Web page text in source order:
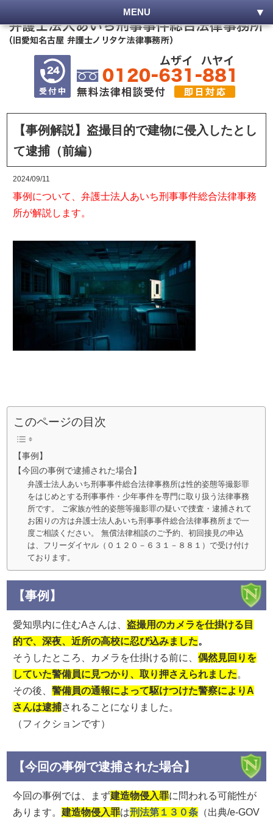
MENU
【事例解説】盗撮目的で建物に侵入したとし
て逮捕（前編）
2024/09/11
事例について、弁護士法人あいち刑事事件総合法律事務
所が解説します。
このページの目次
【事例】
【今回の事例で逮捕された場合】
弁護士法人あいち刑事事件総合法律事務所は性的姿態等撮影罪
をはじめとする刑事事件・少年事件を専門に取り扱う法律事務
所です。 ご家族が性的姿態等撮影罪の疑いで捜査・逮捕されて
お困りの方は弁護士法人あいち刑事事件総合法律事務所まで一
度ご相談ください。 無償法律相談のご予約、初回接見の申込
は、フリーダイヤル（０１２０－６３１－８８１）で受け付け
ております。
【事例】
愛知県内に住むAさんは、盗撮用のカメラを仕掛ける目
的で、深夜、近所の高校に忍び込みました。
そうしたところ、カメラを仕掛ける前に、偶然見回りを
していた警備員に見つかり、取り押さえられました。
その後、警備員の通報によって駆けつけた警察によりA
さんは逮捕されることになりました。
（フィクションです）
【今回の事例で逮捕された場合】
今回の事例では、まず建造物侵入罪に問われる可能性が
あります。建造物侵入罪は刑法第１３０条 （出典/e-GOV